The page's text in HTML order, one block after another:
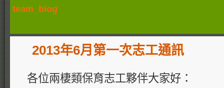
team_blog
2013年6月第一次志工通訊
各位兩棲類保育志工夥伴大家好：